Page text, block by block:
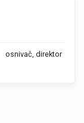
osnivač, direktor